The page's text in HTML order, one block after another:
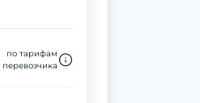
по тарифам
перевозчика